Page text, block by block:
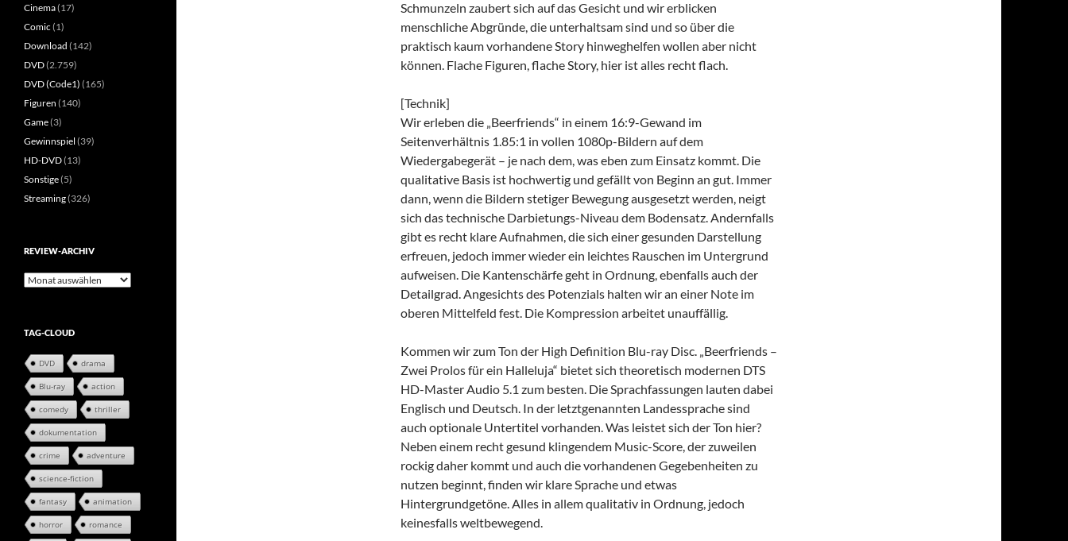
Schmunzeln zaubert sich auf das Gesicht und wir erblicken
menschliche Abgründe, die unterhaltsam sind und so über die
praktisch kaum vorhandene Story hinweghelfen wollen aber nicht
können. Flache Figuren, flache Story, hier ist alles recht flach.
[Technik]
Wir erleben die „Beerfriends“ in einem 16:9-Gewand im
Seitenverhältnis 1.85:1 in vollen 1080p-Bildern auf dem
Wiedergabegerät – je nach dem, was eben zum Einsatz kommt. Die
qualitative Basis ist hochwertig und gefällt von Beginn an gut. Immer
dann, wenn die Bildern stetiger Bewegung ausgesetzt werden, neigt
sich das technische Darbietungs-Niveau dem Bodensatz. Andernfalls
gibt es recht klare Aufnahmen, die sich einer gesunden Darstellung
erfreuen, jedoch immer wieder ein leichtes Rauschen im Untergrund
aufweisen. Die Kantenschärfe geht in Ordnung, ebenfalls auch der
Detailgrad. Angesichts des Potenzials halten wir an einer Note im
oberen Mittelfeld fest. Die Kompression arbeitet unauffällig.
Kommen wir zum Ton der High Definition Blu-ray Disc. „Beerfriends –
Zwei Prolos für ein Halleluja“ bietet sich theoretisch modernen DTS
HD-Master Audio 5.1 zum besten. Die Sprachfassungen lauten dabei
Englisch und Deutsch. In der letztgenannten Landessprache sind
auch optionale Untertitel vorhanden. Was leistet sich der Ton hier?
Neben einem recht gesund klingendem Music-Score, der zuweilen
rockig daher kommt und auch die vorhandenen Gegebenheiten zu
nutzen beginnt, finden wir klare Sprache und etwas
Hintergrundgetöne. Alles in allem qualitativ in Ordnung, jedoch
keinesfalls weltbewegend.
Cinema(17)
Comic (1)
Download (142)
DVD(2.759)
DVD (Code1) (165)
Figuren (140)
Game(3)
Gewinnspiel (39)
HD-DVD(13)
Sonstige(5)
Streaming(326)
REVIEW-ARCHIV
Review-
TAG-CLOUD
DVD drama
Blu-ray action
comedy thriller
dokumentation
crime adventure
science-fiction
fantasy animation
horror romance